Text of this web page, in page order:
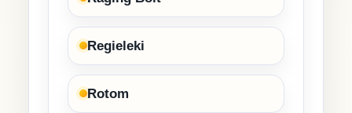
Regieleki
Rotom